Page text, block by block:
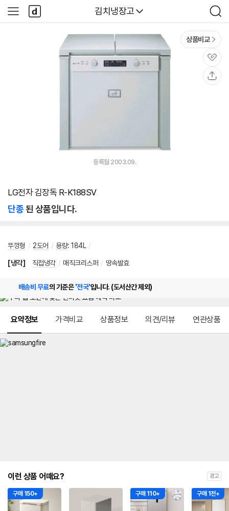
다나와
김치냉장고
검
색
사
이
다
나
와
상품비교
관
심
등록월 2003.09.
LG전자 김장독 R-K188SV
단종된 상품입니다.
뚜껑형 / 2도어 / 용량: 184L /
[냉각] 직접냉각 / 매직크리스퍼 / 땅속발효
배송비 무료의 기준은'전국'입니다. (도서산간 제외)
요약정보 가격비교 상품정보 의견/리뷰 연관상품
이런 상품 어때요? 광고
구매 150+ 구매 110+ 구매 1천+